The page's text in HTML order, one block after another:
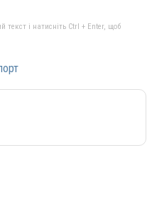
текст і натисніть Ctrl + Enter, щоб